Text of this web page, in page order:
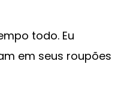
todo. Eu
em seus roupões